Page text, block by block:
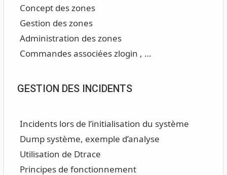
Concept des zones
Gestion des zones
Administration des zones
Commandes associées zlogin , …
GESTION DES INCIDENTS
Incidents lors de l’initialisation du système
Dump système, exemple d’analyse
Utilisation de Dtrace
Principes de fonctionnement